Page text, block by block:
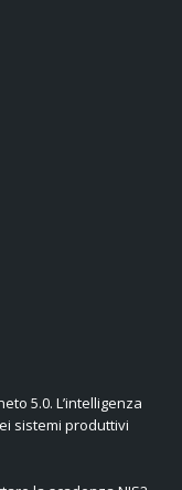
5.0. L’intelligenza
sistemi produttivi